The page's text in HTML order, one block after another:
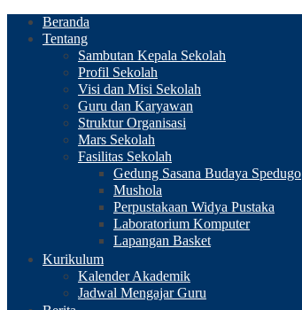
Beranda
Tentang
Sambutan Kepala Sekolah
Profil Sekolah
Visi dan Misi Sekolah
Guru dan Karyawan
Struktur Organisasi
Mars Sekolah
Fasilitas Sekolah
Gedung Sasana Budaya Spedugo
Mushola
Perpustakaan Widya Pustaka
Laboratorium Komputer
Lapangan Basket
Kurikulum
Kalender Akademik
Jadwal Mengajar Guru